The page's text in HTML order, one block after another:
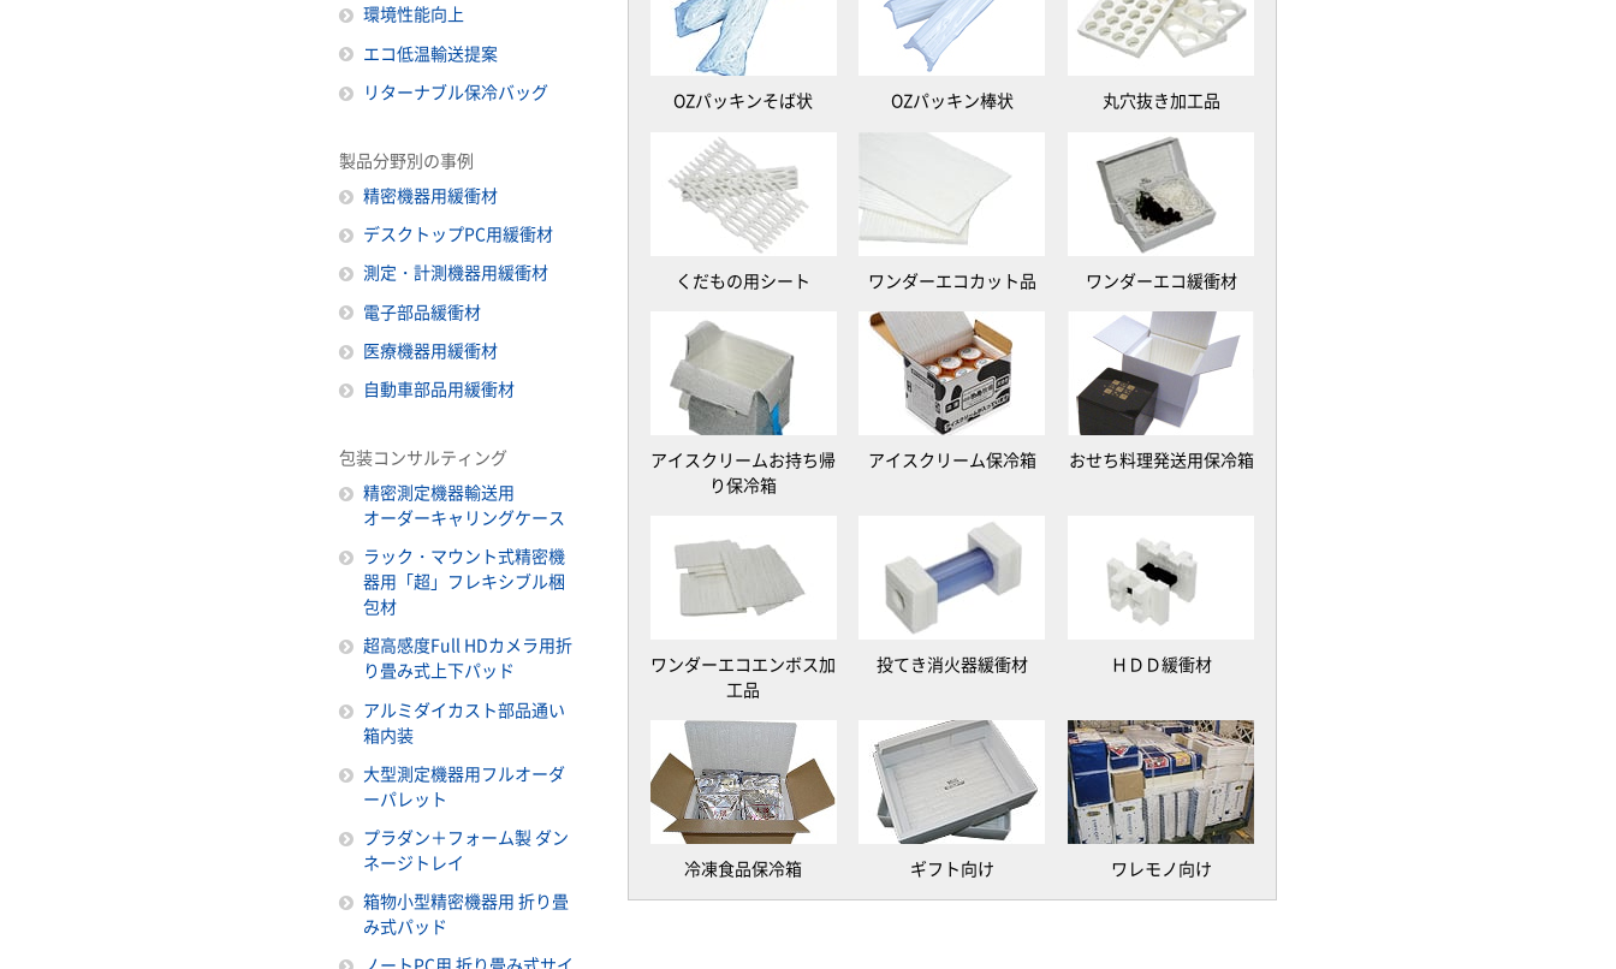
OZパッキンそば状 OZパッキン棒状 丸穴抜き加工品
くだもの用シート ワンダーエコカット品 ワンダーエコ緩衝材
アイスクリームお持ち帰
り保冷箱
アイスクリーム保冷箱 おせち料理発送用保冷箱
ワンダーエコエンボス加
工品
投てき消火器緩衝材 ＨＤＤ緩衝材
冷凍食品保冷箱 ギフト向け ワレモノ向け
環境性能向上
エコ低温輸送提案
リターナブル保冷バッグ
製品分野別の事例
精密機器用緩衝材
デスクトップPC用緩衝材
測定・計測機器用緩衝材
電子部品緩衝材
医療機器用緩衝材
自動車部品用緩衝材
包装コンサルティング
精密測定機器輸送用
オーダーキャリングケース
ラック・マウント式精密機
器用「超」フレキシブル梱
包材
超高感度Full HDカメラ用折
り畳み式上下パッド
アルミダイカスト部品通い
箱内装
大型測定機器用フルオーダ
ーパレット
プラダン＋フォーム製 ダン
ネージトレイ
箱物小型精密機器用 折り畳
み式パッド